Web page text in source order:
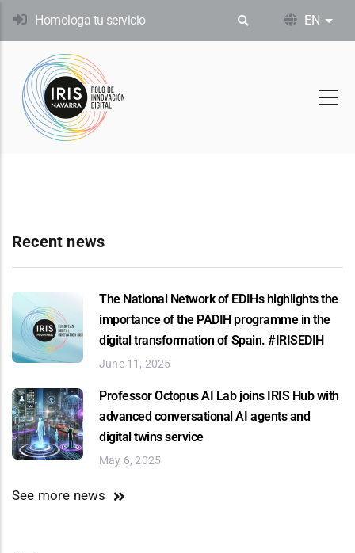
Skip
content
Homologa tu servicio EN List
Recent news
The National Network of EDIHs highlights the
importance of the PADIH programme in the
digital transformation of Spain. #IRISEDIH
June 11, 2025
Professor Octopus AI Lab joins IRIS Hub with
advanced conversational AI agents and
digital twins service
May 6, 2025
See more news